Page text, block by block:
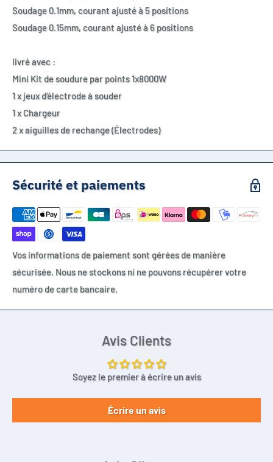
Soudage 0.1mm, courant ajusté à 5 positions
Soudage 0.15mm, courant ajusté à 6 positions
livré avec :
Mini Kit de soudure par points 1x8000W
1 x jeux d’électrode à souder
1 x Chargeur
2 x aiguilles de rechange (Électrodes)
Sécurité et paiements
Vos informations de paiement sont gérées de manière
sécurisée. Nous ne stockons ni ne pouvons récupérer votre
numéro de carte bancaire.
Avis Clients
Soyez le premier à écrire un avis
Écrire un avis